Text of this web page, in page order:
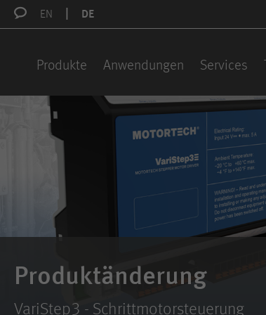
EN DE
Produkte Anwendungen Services
Produktänderung
VariStep3 - Schrittmotorsteuerung